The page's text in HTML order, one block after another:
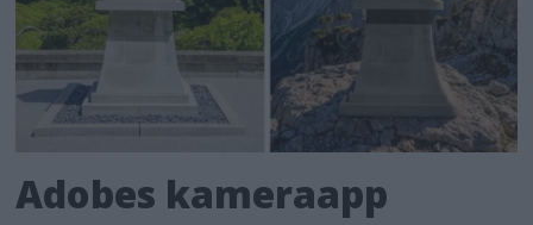
Adobes kameraapp